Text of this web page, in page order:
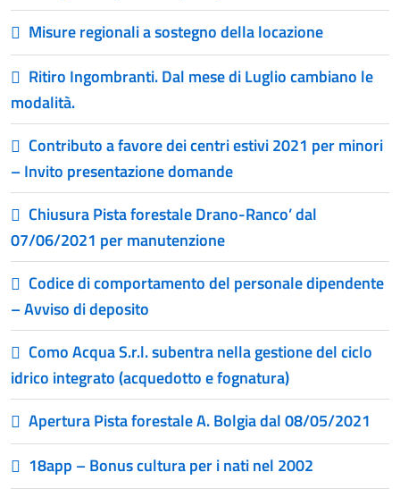
Misure regionali a sostegno della locazione
Ritiro Ingombranti. Dal mese di Luglio cambiano le
modalità.
Contributo a favore dei centri estivi 2021 per minori
– Invito presentazione domande
Chiusura Pista forestale Drano-Ranco’ dal
07/06/2021 per manutenzione
Codice di comportamento del personale dipendente
– Avviso di deposito
Como Acqua S.r.l. subentra nella gestione del ciclo
idrico integrato (acquedotto e fognatura)
Apertura Pista forestale A. Bolgia dal 08/05/2021
18app – Bonus cultura per i nati nel 2002